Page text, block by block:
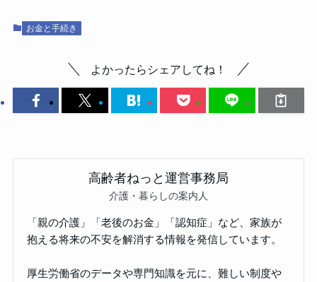
お金と手続き
よかったらシェアしてね！
高齢者ねっと運営事務局
介護・暮らしの案内人
「親の介護」「老後のお金」「認知症」など、家族が
抱える将来の不安を解消する情報を発信しています。
厚生労働省のデータや専門知識を元に、難しい制度や